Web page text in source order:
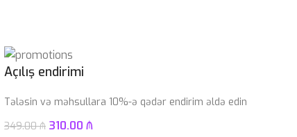
Açılış endirimi
Tələsin və məhsullara 10%-ə qədər endirim əldə edin
349.00₼ 310.00₼